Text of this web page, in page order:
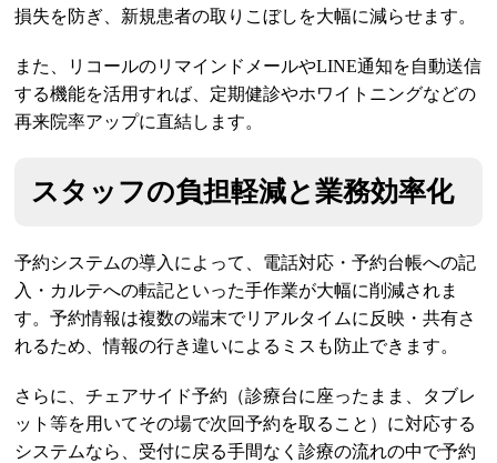
損失を防ぎ、新規患者の取りこぼしを大幅に減らせます。
また、リコールのリマインドメールやLINE通知を自動送信
する機能を活用すれば、定期健診やホワイトニングなどの
再来院率アップに直結します。
スタッフの負担軽減と業務効率化
予約システムの導入によって、電話対応・予約台帳への記
入・カルテへの転記といった手作業が大幅に削減されま
す。予約情報は複数の端末でリアルタイムに反映・共有さ
れるため、情報の行き違いによるミスも防止できます。
さらに、チェアサイド予約（診療台に座ったまま、タブレ
ット等を用いてその場で次回予約を取ること）に対応する
システムなら、受付に戻る手間なく診療の流れの中で予約